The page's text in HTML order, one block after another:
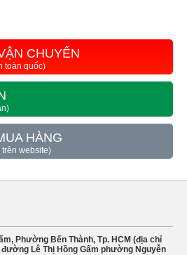
CHUYỂN
toàn quốc)
HÀNG
website)
Phường Bến Thành, Tp. HCM (địa chỉ
Lê Thị Hồng Gấm phường Nguyễn